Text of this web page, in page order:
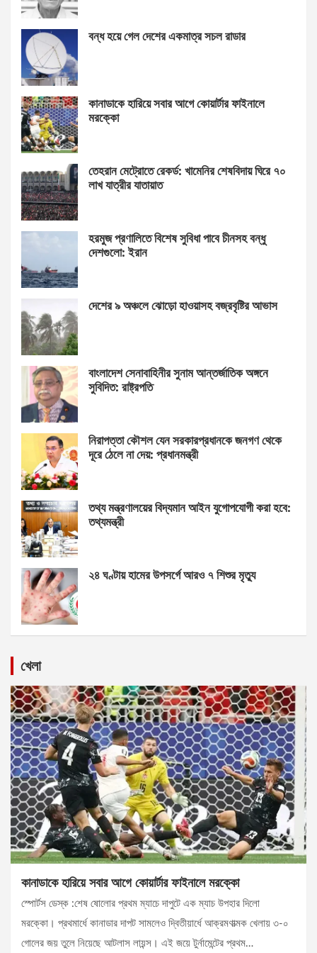
বন্ধ হয়ে গেল দেশের একমাত্র সচল রাডার
কানাডাকে হারিয়ে সবার আগে কোয়ার্টার ফাইনালে
মরক্কো
তেহরান মেট্রোতে রেকর্ড: খামেনির শেষবিদায় ঘিরে ৭০
লাখ যাত্রীর যাতায়াত
হরমুজ প্রণালিতে বিশেষ সুবিধা পাবে চীনসহ বন্ধু
দেশগুলো: ইরান
দেশের ৯ অঞ্চলে ঝোড়ো হাওয়াসহ বজ্রবৃষ্টির আভাস
বাংলাদেশ সেনাবাহিনীর সুনাম আন্তর্জাতিক অঙ্গনে
সুবিদিত: রাষ্ট্রপতি
নিরাপত্তা কৌশল যেন সরকারপ্রধানকে জনগণ থেকে
দূরে ঠেলে না দেয়: প্রধানমন্ত্রী
তথ্য মন্ত্রণালয়ের বিদ্যমান আইন যুগোপযোগী করা হবে:
তথ্যমন্ত্রী
২৪ ঘণ্টায় হামের উপসর্গে আরও ৭ শিশুর মৃত্যু
খেলা
কানাডাকে হারিয়ে সবার আগে কোয়ার্টার ফাইনালে মরক্কো
স্পোর্টস ডেস্ক :শেষ ষোলোর প্রথম ম্যাচে দাপুটে এক ম্যাচ উপহার দিলো
মরক্কো। প্রথমার্ধে কানাডার দাপট সামলেও দ্বিতীয়ার্ধে আক্রমণাত্মক খেলায় ৩-০
গোলের জয় তুলে নিয়েছে আটলাস লায়ন্স। এই জয়ে টুর্নামেন্টের প্রথম…